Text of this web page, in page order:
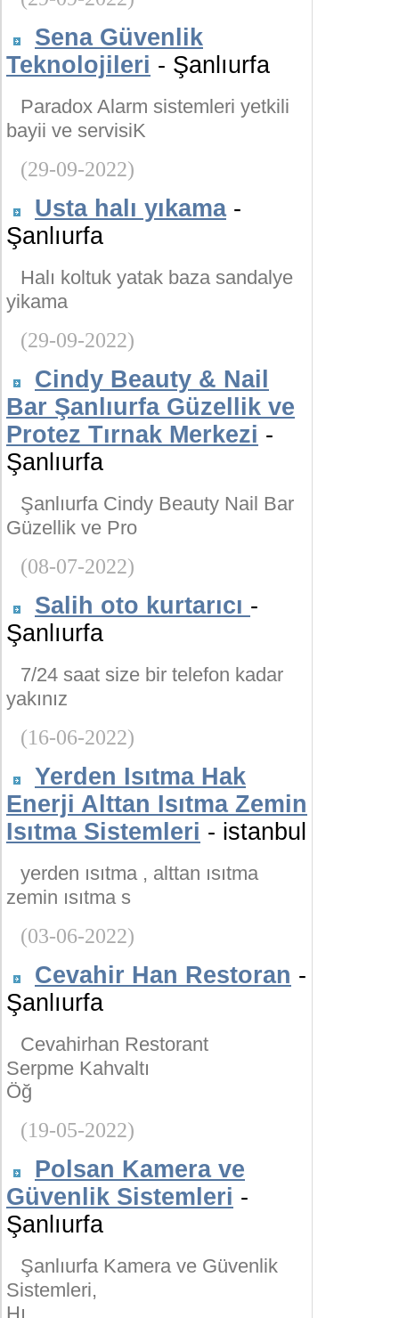
Sena Güvenlik
Teknolojileri - Şanlıurfa
Paradox Alarm sistemleri yetkili
bayii ve servisiK
(29-09-2022)
Usta halı yıkama-
Şanlıurfa
Halı koltuk yatak baza sandalye
yikama
(29-09-2022)
Cindy Beauty & Nail
Bar Şanlıurfa Güzellik ve
Protez Tırnak Merkezi -
Şanlıurfa
Şanlıurfa Cindy Beauty Nail Bar
Güzellik ve Pro
(08-07-2022)
Salih oto kurtarıcı -
Şanlıurfa
7/24 saat size bir telefon kadar
yakınız
(16-06-2022)
Yerden Isıtma Hak
Enerji Alttan Isıtma Zemin
Isıtma Sistemleri - istanbul
yerden ısıtma , alttan ısıtma
zemin ısıtma s
(03-06-2022)
Cevahir Han Restoran -
Şanlıurfa
Cevahirhan Restorant
Serpme Kahvaltı
Öğ
(19-05-2022)
Polsan Kamera ve
Güvenlik Sistemleri -
Şanlıurfa
Şanlıurfa Kamera ve Güvenlik
Sistemleri,
Hı